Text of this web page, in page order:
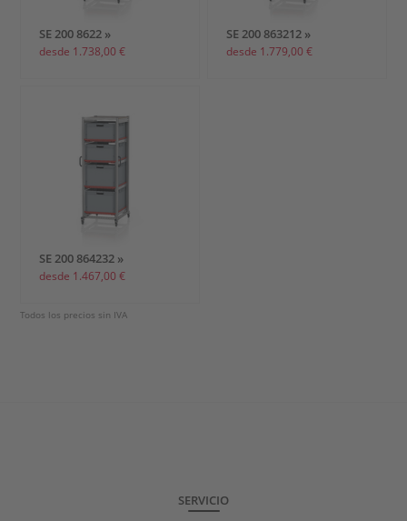
SE 200 8622 »
desde 1.738,00 €
SE 200 863212 »
desde 1.779,00 €
SE 200 864232 »
desde 1.467,00 €
Todos los precios sin IVA
SERVICIO